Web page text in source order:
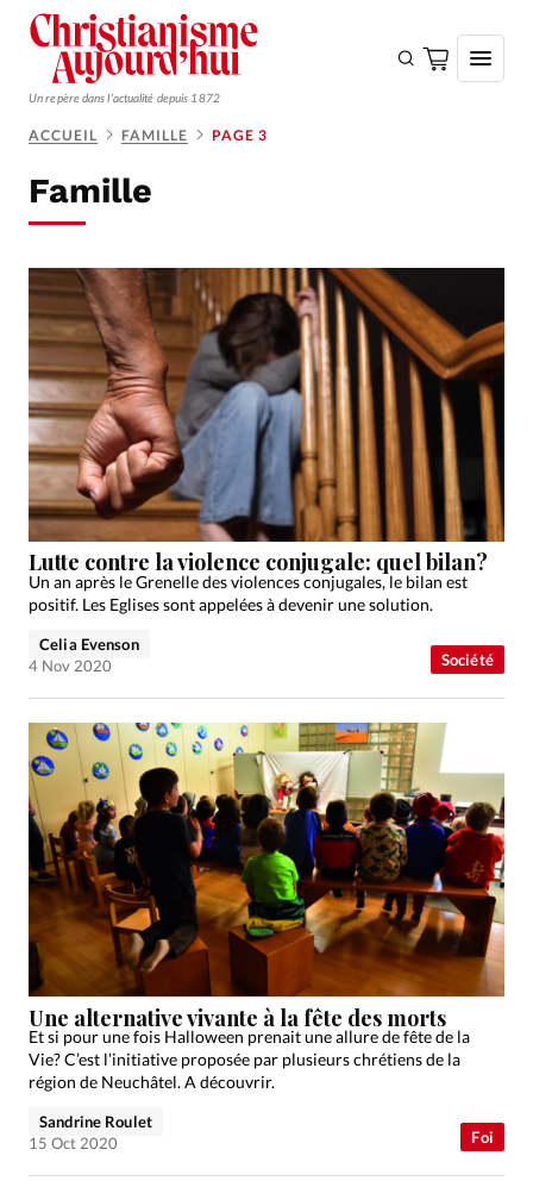
Un repère dans l'actualité depuis 1872
Monde
Opinions
Tous les articles
Faire un don
Emploi
Se connecter
Édition: Internationale
Devise:CHF
Tous les articles
Dossier
Eglises Foi Génération réveil
Monde
Opinions
Publireportage
Relations Aujourd'hui
Société
Tour du monde des Eglises
Trait d'Ixène
Vécu
Vie Intérieure
ACCUEIL FAMILLE PAGE 3
Famille
Société
Lutte contre la violence conjugale: quel bilan?
Un an après le Grenelle des violences conjugales, le bilan est
positif. Les Eglises sont appelées à devenir une solution.
Celia Evenson
4 Nov 2020
Foi
Une alternative vivante à la fête des morts
Et si pour une fois Halloween prenait une allure de fête de la
Vie? C’est l’initiative proposée par plusieurs chrétiens de la
région de Neuchâtel. A découvrir.
Sandrine Roulet
15 Oct 2020